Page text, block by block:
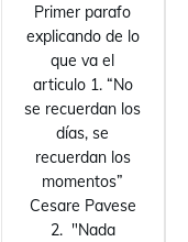
Primer parafo
explicando de lo
que va el
articulo 1. “No
se recuerdan los
días, se
recuerdan los
momentos”
Cesare Pavese
2. "Nada